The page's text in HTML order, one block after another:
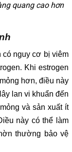
quang cao hơn
có nguy cơ bị viêm
Khi estrogen
hơn, điều này
lan vi khuẩn đến
và sản xuất ít
này có thể làm
thường bảo vệ